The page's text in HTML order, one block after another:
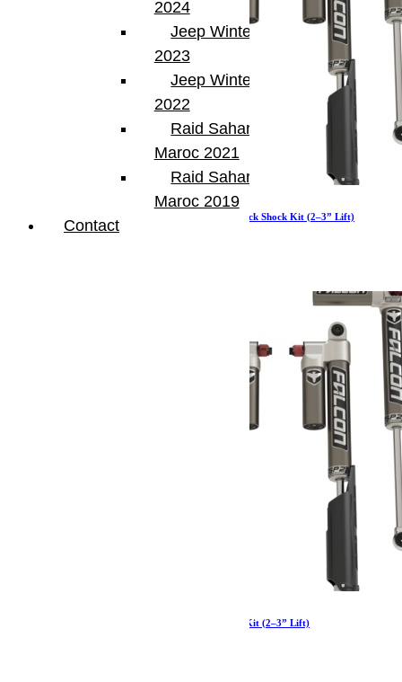
JT EcoDiesel: Falcon SP2 3.5 e-Adjust Piggyback Shock Kit (2–3” Lift)
JT: Falcon SP2 3.5 e-Adjust Piggyback Shock Kit (2–3” Lift)
2024
Jeep Winter Tour
2023
Jeep Winter Tour
2022
Raid Sahara Tour
Maroc 2021
Raid Sahara Tour
Maroc 2019
Contact